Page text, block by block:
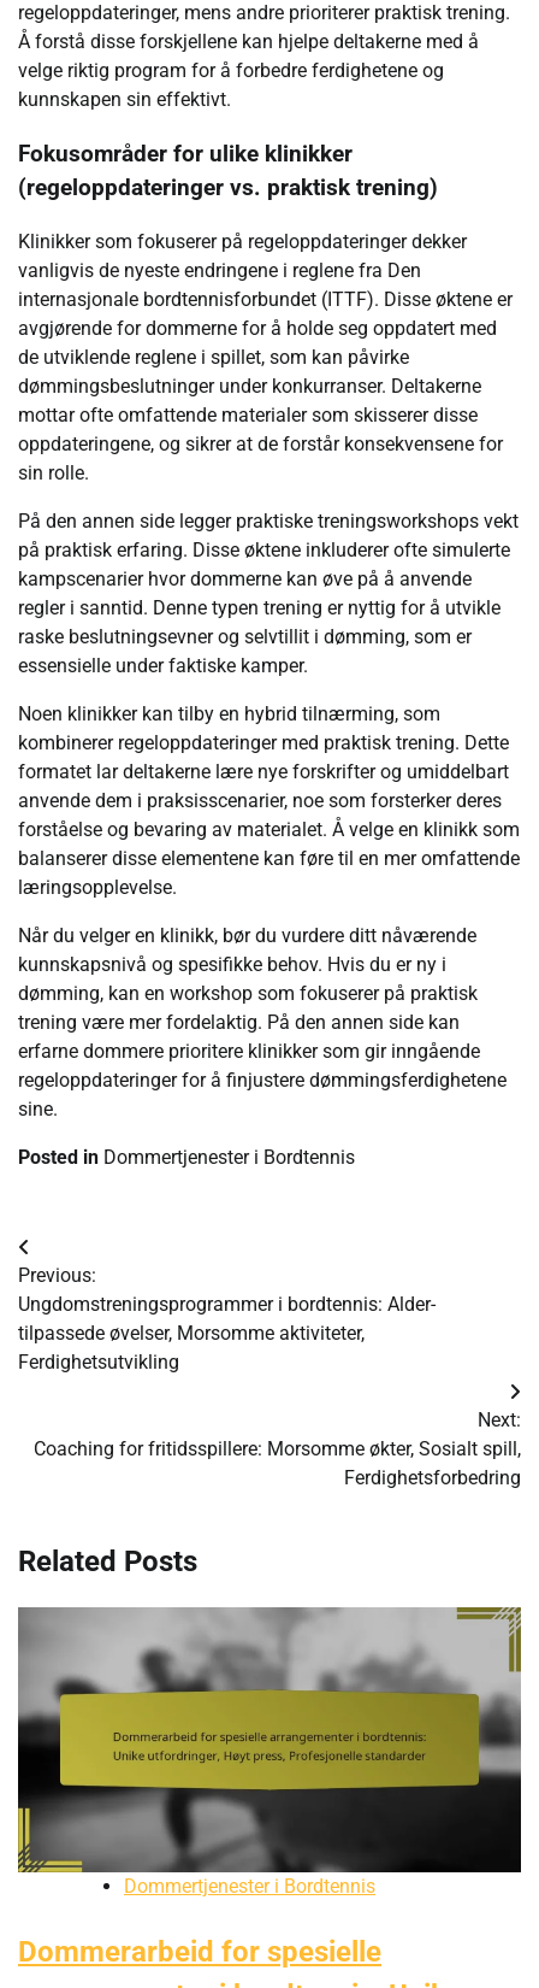
regeloppdateringer, mens andre prioriterer praktisk trening.
Å forstå disse forskjellene kan hjelpe deltakerne med å
velge riktig program for å forbedre ferdighetene og
kunnskapen sin effektivt.
Fokusområder for ulike klinikker
(regeloppdateringer vs. praktisk trening)
Klinikker som fokuserer på regeloppdateringer dekker
vanligvis de nyeste endringene i reglene fra Den
internasjonale bordtennisforbundet (ITTF). Disse øktene er
avgjørende for dommerne for å holde seg oppdatert med
de utviklende reglene i spillet, som kan påvirke
dømmingsbeslutninger under konkurranser. Deltakerne
mottar ofte omfattende materialer som skisserer disse
oppdateringene, og sikrer at de forstår konsekvensene for
sin rolle.
På den annen side legger praktiske treningsworkshops vekt
på praktisk erfaring. Disse øktene inkluderer ofte simulerte
kampscenarier hvor dommerne kan øve på å anvende
regler i sanntid. Denne typen trening er nyttig for å utvikle
raske beslutningsevner og selvtillit i dømming, som er
essensielle under faktiske kamper.
Noen klinikker kan tilby en hybrid tilnærming, som
kombinerer regeloppdateringer med praktisk trening. Dette
formatet lar deltakerne lære nye forskrifter og umiddelbart
anvende dem i praksisscenarier, noe som forsterker deres
forståelse og bevaring av materialet. Å velge en klinikk som
balanserer disse elementene kan føre til en mer omfattende
læringsopplevelse.
Når du velger en klinikk, bør du vurdere ditt nåværende
kunnskapsnivå og spesifikke behov. Hvis du er ny i
dømming, kan en workshop som fokuserer på praktisk
trening være mer fordelaktig. På den annen side kan
erfarne dommere prioritere klinikker som gir inngående
regeloppdateringer for å finjustere dømmingsferdighetene
sine.
Posted in Dommertjenester i Bordtennis
Post
navigation
Previous:
Ungdomstreningsprogrammer i bordtennis: Alder-
tilpassede øvelser, Morsomme aktiviteter,
Ferdighetsutvikling
Next:
Coaching for fritidsspillere: Morsomme økter, Sosialt spill,
Ferdighetsforbedring
Related Posts
Dommertjenester i Bordtennis
Dommerarbeid for spesielle